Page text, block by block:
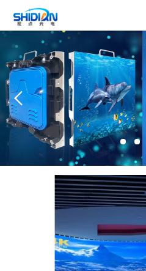
网站首页
关于我们
产品中心
成功案例
新闻资讯
服务支持
联系我们